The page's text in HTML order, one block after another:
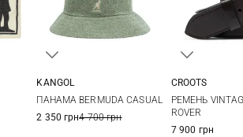
KANGOL
ПАНАМА BERMUDA CASUAL
2 350 грн4 700 грн
42
CROOTS
РЕМЕНЬ
ROVER
7 900 грн